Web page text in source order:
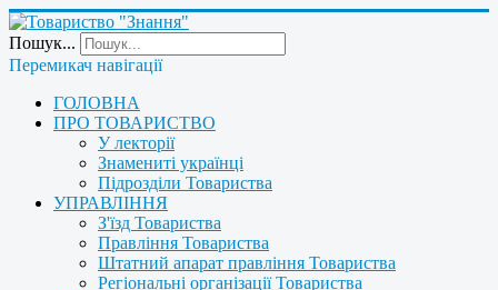
Пошук...
Перемикач навігації
ГОЛОВНА
ПРО ТОВАРИСТВО
У лекторії
Знамениті українці
Підрозділи Товариства
УПРАВЛІННЯ
З'їзд Товариства
Правління Товариства
Штатний апарат правління Товариства
Регіональні організації Товариства